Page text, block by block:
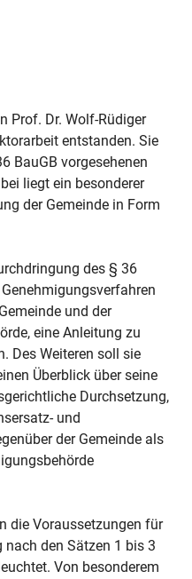
Prof. Dr. Wolf-Rüdiger
entstanden. Sie
BauGB vorgesehenen
liegt ein besonderer
der Gemeinde in Form
des § 36
und der
eine Anleitung zu
Des Weiteren soll sie
Überblick über seine
Durchsetzung,
und
der Gemeinde als
die Voraussetzungen für
den Sätzen 1 bis 3
Von besonderem